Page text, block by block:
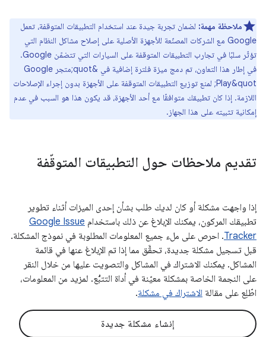
ملاحظة مهمة: لضمان تجربة جيدة عند استخدام التطبيقات المتوقفة، تعمل
Google مع الشركات المصنّعة للأجهزة الأصلية على إصلاح مشاكل النظام التي
تؤثّر سلبًا في تجارب التطبيقات المتوقفة على السيارات التي تتضمّن Google.
في إطار هذا التعاون، تم دمج ميزة فلترة إضافية في &quot;متجر Google
Play&quot; لمنع توزيع التطبيقات المتوقفة على الأجهزة بدون إجراء الإصلاحات
اللازمة. إذا كان تطبيقك متوافقًا مع أحد الأجهزة، قد يكون هذا هو السبب في عدم
إمكانية تثبيته على هذا الجهاز.
تقديم ملاحظات حول التطبيقات المتوقّفة
إذا واجهت مشكلة أو كان لديك طلب بشأن إحدى الميزات أثناء تطوير
تطبيقك المركون، يمكنك الإبلاغ عن ذلك باستخدام Google Issue
Tracker. احرص على ملء جميع المعلومات المطلوبة في نموذج المشكلة.
قبل تسجيل مشكلة جديدة، تحقَّق مما إذا تم الإبلاغ عنها في قائمة
المشاكل. يمكنك الاشتراك في المشاكل والتصويت عليها من خلال النقر
على النجمة الخاصة بمشكلة معيّنة في أداة التتبُّع. لمزيد من المعلومات،
اطّلِع على مقالة الاشتراك في مشكلة.
إنشاء مشكلة جديدة